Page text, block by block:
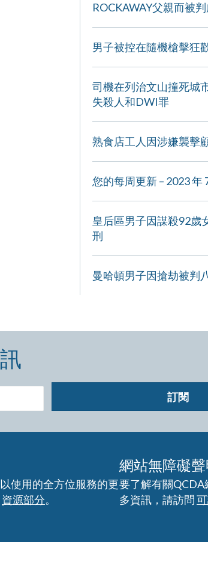
ROCKAWAY父親而被
男子被控在隨機槍擊狂
司機在列治文山撞死城
失殺人和DWI罪
熟食店工人因涉嫌襲擊
您的每周更新 – 2023 年
皇后區男子因謀殺92歲
刑
曼哈頓男子因搶劫被判
訂閱
使用的全方位服務的更
資源部分。
網站無障礙聲
要了解有關
多資訊，請訪問